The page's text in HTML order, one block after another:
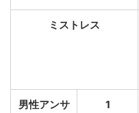
ミストレス
男性アンサ
1